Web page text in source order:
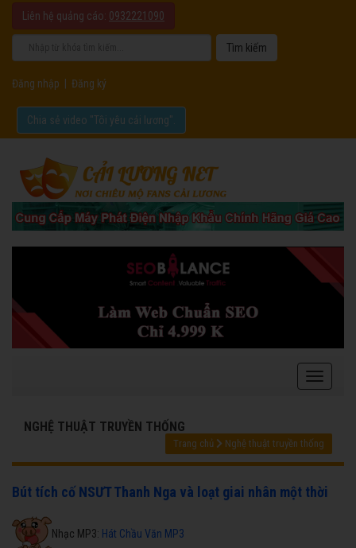
Liên hệ quảng cáo: 0932221090
Đăng nhập Đăng ký
Chia sẻ video "Tôi yêu cải lương".
NGHỆ THUẬT TRUYỀN THỐNG
Trang chủ Nghệ thuật truyền thống
Bút tích cố NSƯT Thanh Nga và loạt giai nhân một thời
Nhạc MP3: Hát Chầu Văn MP3